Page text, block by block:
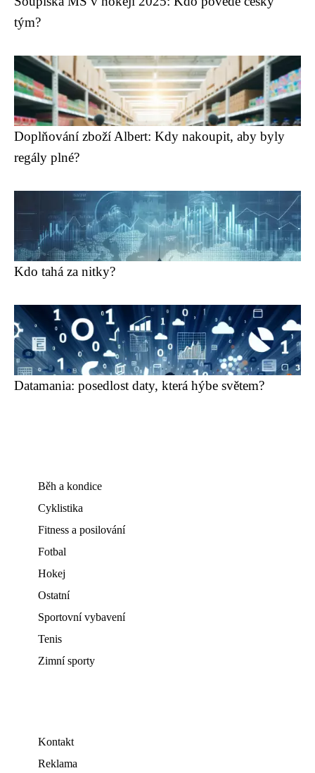
tým?
Doplňování zboží Albert: Kdy nakoupit, aby byly
regály plné?
Kdo tahá za nitky?
Datamania: posedlost daty, která hýbe světem?
Běh a kondice
Cyklistika
Fitness a posilování
Fotbal
Hokej
Ostatní
Sportovní vybavení
Tenis
Zimní sporty
Kontakt
Reklama